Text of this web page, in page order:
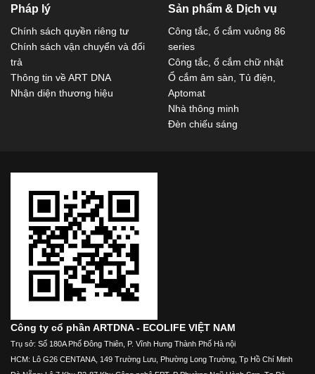
Pháp lý
Chính sách quyền riêng tư
Chính sách vận chuyển và đổi
trả
Thông tin về ART DNA
Nhận diện thương hiệu
Sản phẩm & Dịch vụ
Công tắc, ổ cắm vuông 86
series
Công tắc, ổ cắm chữ nhật
Ổ cắm âm sàn, Tủ điện,
Aptomat
Nhà thông minh
Đèn chiếu sáng
Công ty cổ phần ARTDNA - ECOLIFE VIỆT NAM
Trụ sở: Số 180A Phố Đông Thiên, P. Vĩnh Hưng Thành Phố Hà nội
HCM: Lô G26 CENTANA, 149 Trường Lưu, Phường Long Trường, Tp Hồ Chí Minh